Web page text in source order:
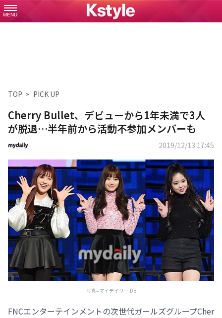
MENU
TOP PICK UP
Cherry Bullet、デビューから1年未満で3人
が脱退…半年前から活動不参加メンバーも
2019/12/13 17:45
写真=マイデイリー DB
FNCエンターテインメントの次世代ガールズグループCher